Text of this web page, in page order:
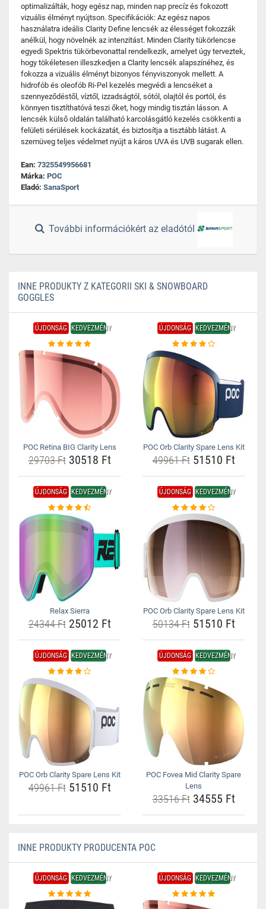
optimalizálták, hogy egész nap, minden nap precíz és fokozott
vizuális élményt nyújtson. Specifikációk: Az egész napos
használatra ideális Clarity Define lencsék az élességet fokozzák
anélkül, hogy növelnék az intenzitást. Minden Clarity tükörlencse
egyedi Spektris tükörbevonattal rendelkezik, amelyet úgy terveztek,
hogy tökéletesen illeszkedjen a Clarity lencsék alapszínéhez, és
fokozza a vizuális élményt bizonyos fényviszonyok mellett. A
hidrofób és oleofób Ri-Pel kezelés megvédi a lencséket a
szennyeződéstől, víztől, izzadságtól, sótól, olajtól és portól, és
könnyen tisztíthatóvá teszi őket, hogy mindig tisztán lásson. A
lencsék külső oldalán található karcolásgátló kezelés csökkenti a
felületi sérülések kockázatát, és biztosítja a tisztább látást. A
szemüveg teljes védelmet nyújt a káros UVA és UVB sugarak ellen.
Ean: 7325549956681
Márka: POC
Eladó: SanaSport
További információkért az eladótól
INNE PRODUKTY Z KATEGORII SKI & SNOWBOARD
GOGGLES
ÚJDONSÁG KEDVEZMÉNY
POC Retina BIG Clarity Lens
29703 Ft30518 Ft
ÚJDONSÁG KEDVEZMÉNY
POC Orb Clarity Spare Lens Kit
49961 Ft51510 Ft
ÚJDONSÁG KEDVEZMÉNY
Relax Sierra
24344 Ft25012 Ft
ÚJDONSÁG KEDVEZMÉNY
POC Orb Clarity Spare Lens Kit
50134 Ft51510 Ft
ÚJDONSÁG KEDVEZMÉNY
POC Orb Clarity Spare Lens Kit
49961 Ft51510 Ft
ÚJDONSÁG KEDVEZMÉNY
POC Fovea Mid Clarity Spare
Lens
33516 Ft34555 Ft
INNE PRODUKTY PRODUCENTA POC
ÚJDONSÁG KEDVEZMÉNY ÚJDONSÁG KEDVEZMÉNY